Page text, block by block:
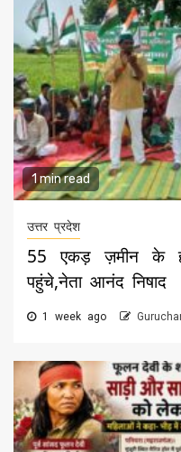
1 min read
उत्तर प्रदेश
55 एकड़ ज़मीन के
पहुंचे,नेता आनंद निषाद
1 week ago